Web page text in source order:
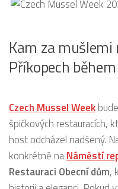
Kam za mušlemi
Příkopech
Czech Mussel Week
špičkových restauracích,
host odcházel nadšený.
konkrétně naNáměstí
Restauraci Obecní dům,